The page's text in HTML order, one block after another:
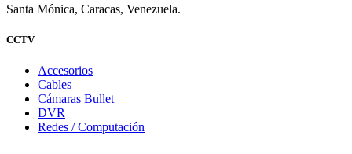
Santa Mónica, Caracas, Venezuela.
CCTV
Accesorios
Cables
Cámaras Bullet
DVR
Redes / Computación